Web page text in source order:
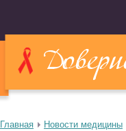
Главная Новости медицины